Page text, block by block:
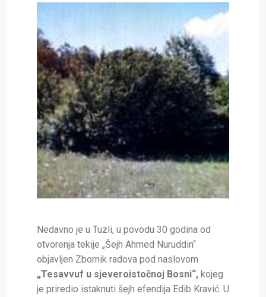
Nedavno je u Tuzli, u povodu 30 godina od
otvorenja tekije „Šejh Ahmed Nuruddin“
objavljen Zbornik radova pod naslovom
„Tesavvuf u sjeveroistočnoj Bosni“, kojeg
je priredio istaknuti šejh efendija Edib Kravić. U